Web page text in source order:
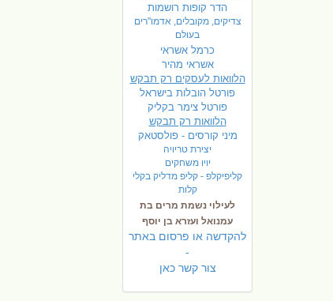
הדר קופות רושמות
צדיקים, מקובלים, אדמו"רים
בעולם
כרמל אשראי
אשראי מהיר
הלוואות לעסקים רק תבקש
פורטל הובלות בישראל
פורטל צימר בקליק
הלוואות רק תבקש
מיני קורסים - פולסטאק
יצירת טריויה
יויו משחקים
קליפיקלפ - קליפ מדליק בקלי
קלות
לעילוי נשמת מרים בת
עמנואל ועזרא בן יוסף
להקדשה או פרסום באתר
-
צור קשר כאן